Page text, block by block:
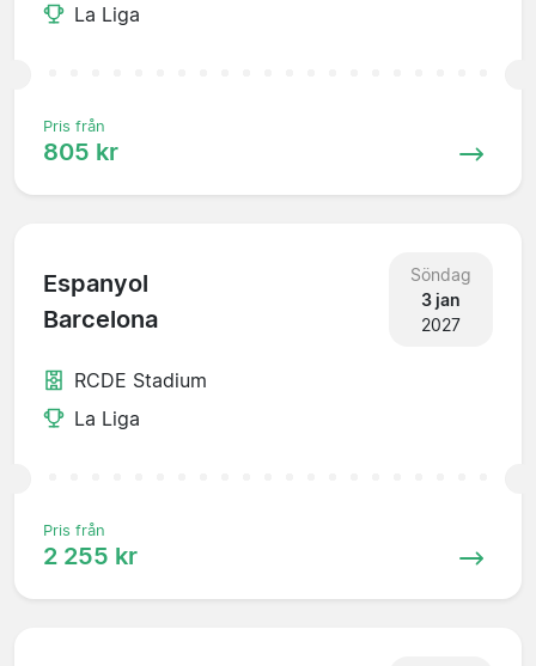
La Liga
Pris från
805 kr
Espanyol
Barcelona
Söndag
3 jan
2027
RCDE Stadium
La Liga
Pris från
2 255 kr